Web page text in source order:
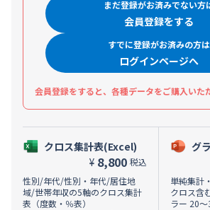
まだ登録がお済みでない方
会員登録をする
すでに登録がお済みの方は
ログインページへ
会員登録をすると、各種データをご購入いた
クロス集計表(Excel)
¥ 8,800 税込
性別/年代/性別・年代/居住地
域/世帯年収の5軸のクロス集計
表（度数・％表）
グ
単純集計
クロス含
ラー 20～